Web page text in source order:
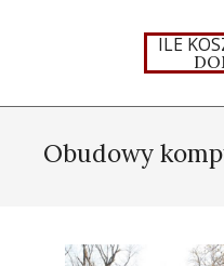
ILE
NavigationObudowy